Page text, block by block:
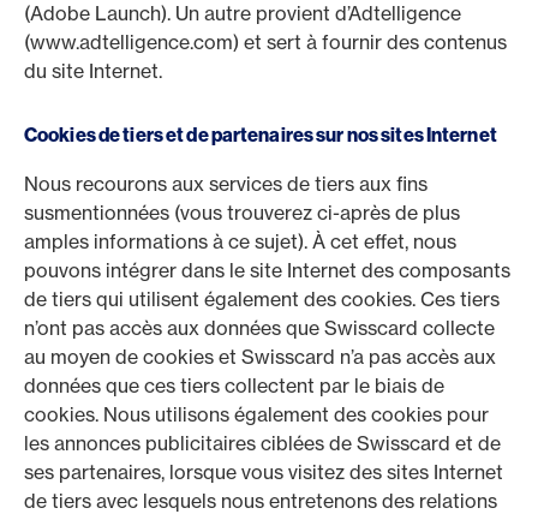
(Adobe Launch). Un autre provient d’Adtelligence
(www.adtelligence.com) et sert à fournir des contenus
du site Internet.
Cookies de tiers et de partenaires sur nos sites Internet
Nous recourons aux services de tiers aux fins
susmentionnées (vous trouverez ci-après de plus
amples informations à ce sujet). À cet effet, nous
pouvons intégrer dans le site Internet des composants
de tiers qui utilisent également des cookies. Ces tiers
n’ont pas accès aux données que Swisscard collecte
au moyen de cookies et Swisscard n’a pas accès aux
données que ces tiers collectent par le biais de
cookies. Nous utilisons également des cookies pour
les annonces publicitaires ciblées de Swisscard et de
ses partenaires, lorsque vous visitez des sites Internet
de tiers avec lesquels nous entretenons des relations